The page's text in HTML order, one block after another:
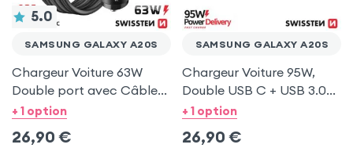
5.0
SAMSUNG GALAXY A20S
Chargeur Voiture 63W
Double port avec Câble
USB C 1m pour Samsung
+ 1 option
26,90 €
SAMSUNG GALAXY A20S
Chargeur Voiture 95W,
Double USB C + USB 3.0
pour Samsung Galaxy
+ 1 option
26,90 €